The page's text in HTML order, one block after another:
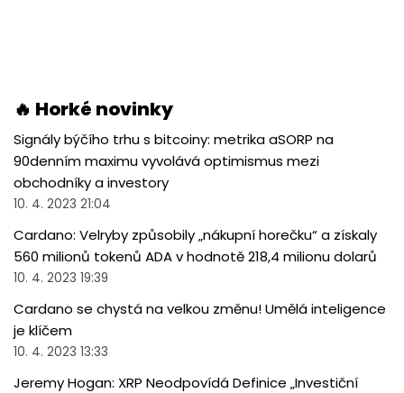
🔥 Horké novinky
Signály býčího trhu s bitcoiny: metrika aSORP na
90denním maximu vyvolává optimismus mezi
obchodníky a investory
10. 4. 2023 21:04
Cardano: Velryby způsobily „nákupní horečku“ a získaly
560 milionů tokenů ADA v hodnotě 218,4 milionu dolarů
10. 4. 2023 19:39
Cardano se chystá na velkou změnu! Umělá inteligence
je klíčem
10. 4. 2023 13:33
Jeremy Hogan: XRP Neodpovídá Definice „Investiční